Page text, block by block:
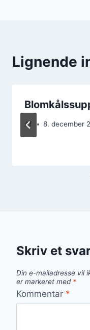
Lignende
Af 8. december
Skriv et
Din e-mailadresse vil
er markeret med *
Kommentar *